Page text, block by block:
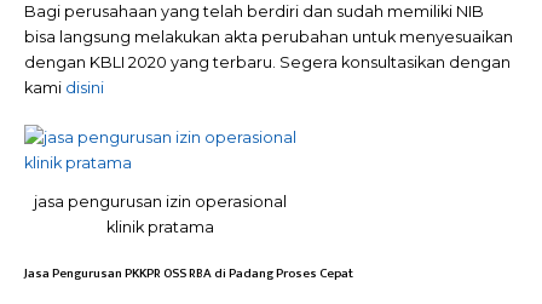
Bagi perusahaan yang telah berdiri dan sudah memiliki NIB
bisa langsung melakukan akta perubahan untuk menyesuaikan
dengan KBLI 2020 yang terbaru. Segera konsultasikan dengan
kami disini
jasa pengurusan izin operasional
klinik pratama
Jasa Pengurusan PKKPR OSS RBA di Padang Proses Cepat